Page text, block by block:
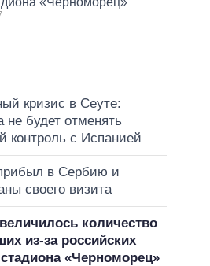
кризис в Сеуте:
не будет отменять
контроль с Испанией
в Сербию и
своего визита
количество
из-за российских
«Черноморец»